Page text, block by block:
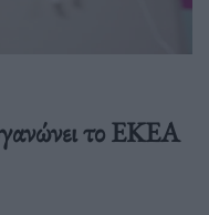
το ΕΚΕΑ